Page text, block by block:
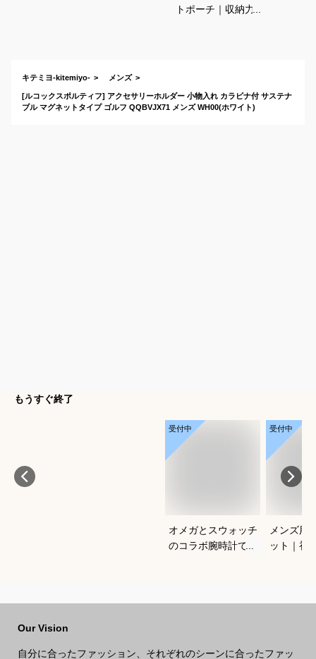
トポーチ｜収納力の
キテミヨ-kitemiyo- メンズ
[ルコックスポルティフ] アクセサリーホルダー 小物入れ カラビナ付 サステナ
ブル マグネットタイプ ゴルフ QQBVJX71 メンズ WH00(ホワイト)
もうすぐ終了
受付中
オメガとスウォッチ
のコラボ腕時計でお
受付中
メンズ用
ット｜初
Our Vision
自分に合ったファッション、それぞれのシーンに合ったファッ